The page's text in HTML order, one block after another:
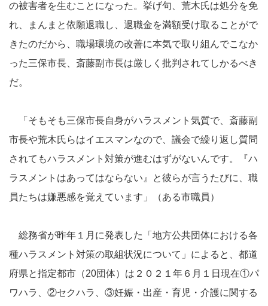
の被害者を生むことになった。挙げ句、荒木氏は処分を免
れ、まんまと依願退職し、退職金を満額受け取ることがで
きたのだから、職場環境の改善に本気で取り組んでこなか
った三保市長、斎藤副市長は厳しく批判されてしかるべき
だ。
「そもそも三保市長自身がハラスメント気質で、斎藤副
市長や荒木氏らはイエスマンなので、議会で繰り返し質問
されてもハラスメント対策が進むはずがないんです。『ハ
ラスメントはあってはならない』と彼らが言うたびに、職
員たちは嫌悪感を覚えています」（ある市職員）
総務省が昨年１月に発表した「地方公共団体における各
種ハラスメント対策の取組状況について」によると、都道
府県と指定都市（20団体）は２０２１年６月１日現在①パ
ワハラ、②セクハラ、③妊娠・出産・育児・介護に関する